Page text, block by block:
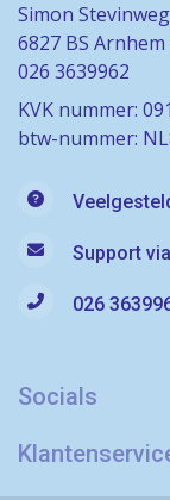
Simon
6827 BS Arnhem
026 3639962
KVK nummer:
btw-nummer:
Support
026
Socials